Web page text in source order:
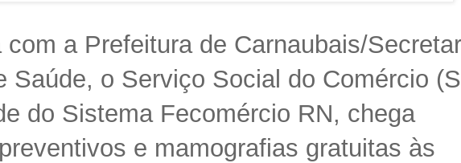
com a Prefeitura de Carnaubais/
Saúde, o Serviço Social do Comércio
do Sistema Fecomércio RN, chega
e mamografias gratuitas às